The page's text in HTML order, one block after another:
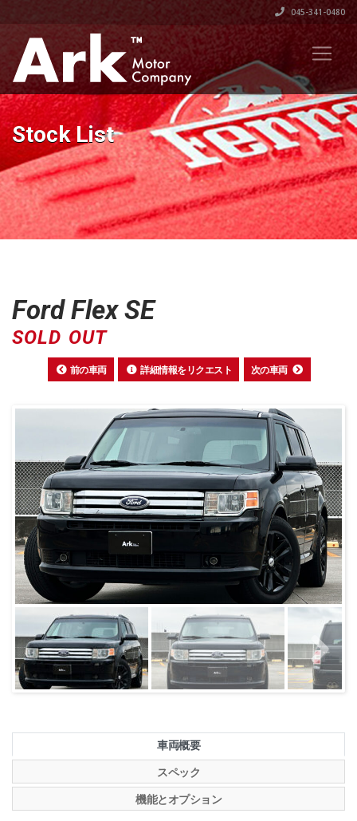
045-341-0480
Stock List
Ford Flex SE
前の車両 詳細情報をリクエスト 次の車両
車両概要
スペック
機能とオプション